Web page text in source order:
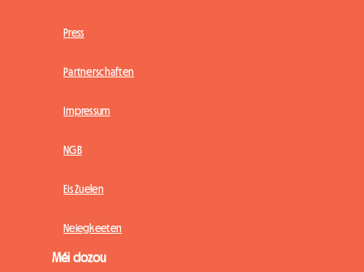
Press
Partnerschaften
Impressum
NGB
Eis Zuelen
Neiegkeeten
Méi dozou